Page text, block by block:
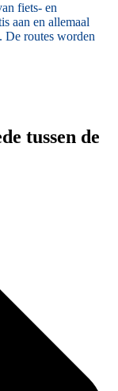
fiets- en
aan en allemaal
De routes worden
tussen de